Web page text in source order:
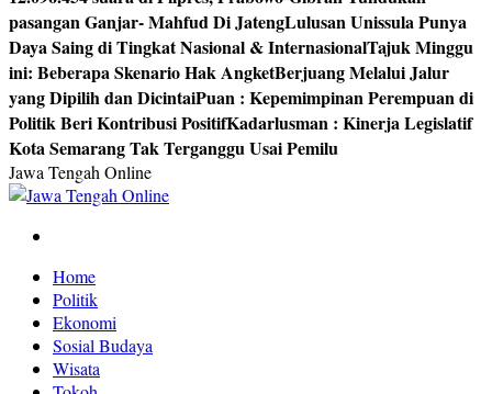
pasangan Ganjar- Mahfud Di JatengLulusan Unissula Punya
Daya Saing di Tingkat Nasional & InternasionalTajuk Minggu
ini: Beberapa Skenario Hak AngketBerjuang Melalui Jalur
yang Dipilih dan DicintaiPuan : Kepemimpinan Perempuan di
Politik Beri Kontribusi PositifKadarlusman : Kinerja Legislatif
Kota Semarang Tak Terganggu Usai Pemilu
Jawa Tengah Online
Berita Jawa Tengah Terbaru dan Terkini
Home
Politik
Ekonomi
Sosial Budaya
Wisata